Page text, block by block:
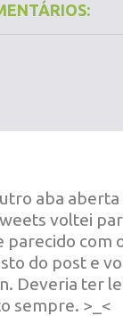
aba
voltei
com
do post e
Deveria ter
sempre. >_<